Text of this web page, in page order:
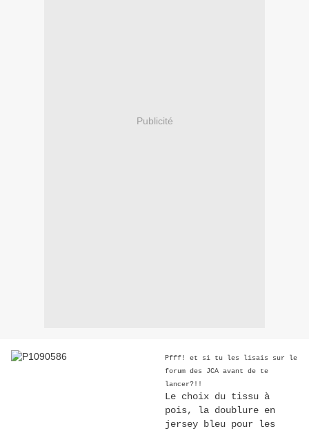
Publicité
Pfff! et si tu les lisais sur le
forum des JCA avant de te
lancer?!!
Le choix du tissu à
pois, la doublure en
jersey bleu pour les